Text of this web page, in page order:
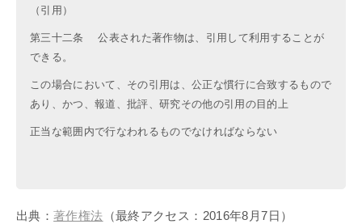
（引用）
第三十二条 公表された著作物は、引用して利用することが
できる。
この場合において、その引用は、公正な慣行に合致するもので
あり、かつ、報道、批評、研究その他の引用の目的上
正当な範囲内で行なわれるものでなければならない
出典：著作権法 （最終アクセス：2016年8月7日）​​​​​​​